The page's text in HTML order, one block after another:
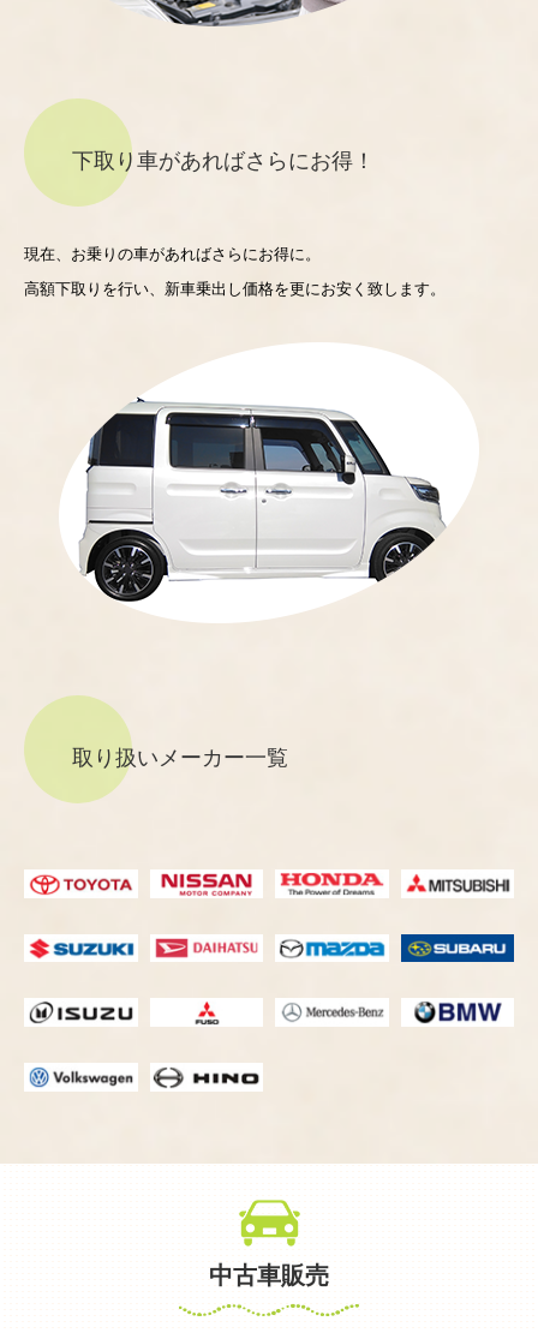
下取り車があればさらにお得！
現在、お乗りの車があればさらにお得に。
高額下取りを行い、新車乗出し価格を更にお安く致します。
取り扱いメーカー一覧
中古車販売